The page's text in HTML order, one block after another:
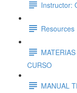
Instructor:
Resources
CURSO
MANUAL